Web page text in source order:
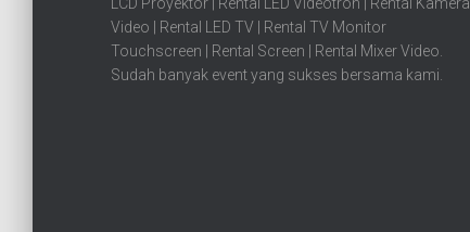
Video | Rental LED TV | Rental TV Monitor
Touchscreen | Rental Screen | Rental Mixer Video.
Sudah banyak event yang sukses bersama kami.